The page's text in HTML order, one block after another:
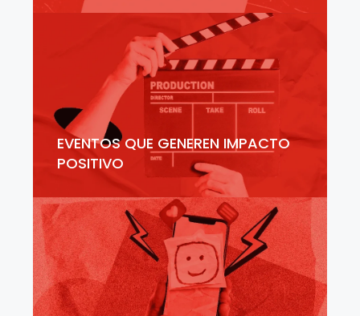
EVENTOS QUE GENEREN IMPACTO
POSITIVO